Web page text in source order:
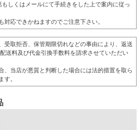
しくはメールにて手続きをした上で案内に従っ
応できかねますのでご注意下さい。
受取拒否、保管期限切れなどの事由により、返送
送料及び代金引換手数料を請求させていただい
、当店が悪質と判断した場合には法的措置を取ら
す。